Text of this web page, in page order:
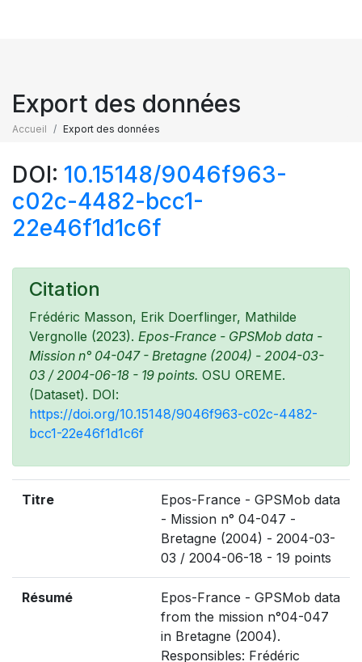
Export des données
Accueil Export des données
DOI: 10.15148/9046f963-
c02c-4482-bcc1-
22e46f1d1c6f
Citation
Frédéric Masson, Erik Doerflinger, Mathilde
Vergnolle (2023). Epos-France - GPSMob data -
Mission n° 04-047 - Bretagne (2004) - 2004-03-
03 / 2004-06-18 - 19 points. OSU OREME.
(Dataset). DOI:
https://doi.org/10.15148/9046f963-c02c-4482-
bcc1-22e46f1d1c6f
Titre
Epos-France - GPSMob data
- Mission n° 04-047 -
Bretagne (2004) - 2004-03-
03 / 2004-06-18 - 19 points
Résumé
Epos-France - GPSMob data
from the mission n°04-047
in Bretagne (2004).
Responsibles: Frédéric